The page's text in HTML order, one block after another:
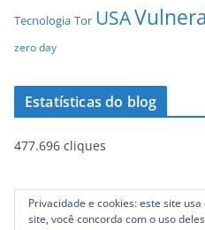
Tecnologia Tor USA
zero day
Estatísticas do blog
477.696 cliques
Privacidade e cookies: este site
site, você concorda com o uso